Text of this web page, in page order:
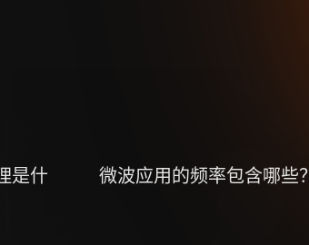
是什
微波应用的频率包含哪些？